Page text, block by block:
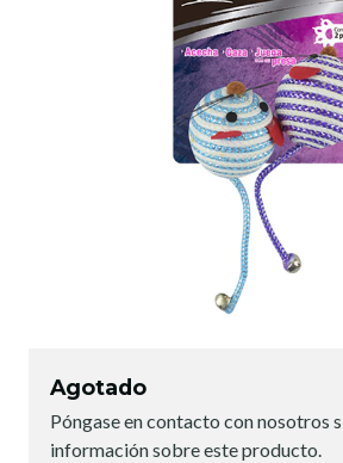
Agotado
Póngase en contacto con nosotros
información sobre este producto.